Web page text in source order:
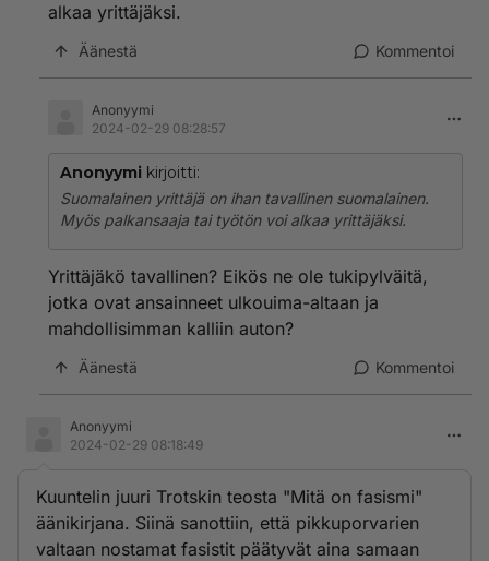
alkaa yrittäjäksi.
Äänestä Kommentoi
Anonyymi
2024-02-29 08:28:57
Anonyymi kirjoitti:
Suomalainen yrittäjä on ihan tavallinen suomalainen.
Myös palkansaaja tai työtön voi alkaa yrittäjäksi.
Yrittäjäkö tavallinen? Eikös ne ole tukipylväitä,
jotka ovat ansainneet ulkouima-altaan ja
mahdollisimman kalliin auton?
Äänestä Kommentoi
Anonyymi
2024-02-29 08:18:49
Kuuntelin juuri Trotskin teosta "Mitä on fasismi"
äänikirjana. Siinä sanottiin, että pikkuporvarien
valtaan nostamat fasistit päätyvät aina samaan